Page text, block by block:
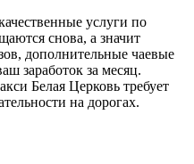
услуги по
снова, а значит
дополнительные чаевые
заработок за месяц.
Белая Церковь требует
на дорогах.